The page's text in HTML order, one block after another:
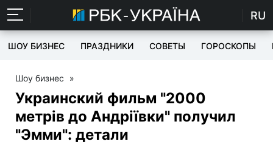
RU
ШОУ БИЗНЕС ПРАЗДНИКИ СОВЕТЫ ГОРОСКОПЫ
Шоу бизнес »
Украинский фильм "2000
метрів до Андріївки" получил
"Эмми": детали